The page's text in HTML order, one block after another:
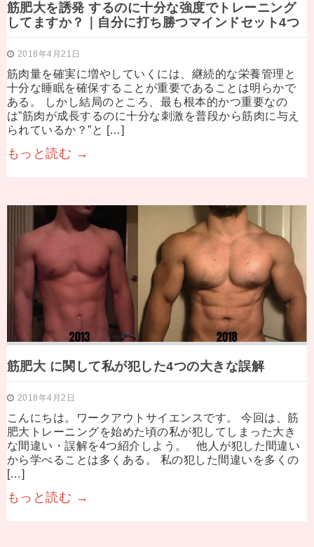
筋肥大を誘発 するのに十分な強度でトレーニング
してますか？｜自分に打ち勝つマインドセット4つ
2018年4月21日
筋肉量を確実に増やしていくには、継続的な栄養管理と
十分な睡眠を確保することが重要であることは明らかで
ある。 しかし結局のところ、最も根本的かつ重要なの
は”筋肉が成長するのに十分な刺激を普段から筋肉に与え
られているか？”と […]
もっと読む →
筋肥大 に関して私が犯した4つの大きな誤解
2018年4月2日
こんにちは。ワークアウトサイエンスです。 今回は、筋
肥大トレーニングを始めた頃の私が犯してしまった大き
な間違い・誤解を4つ紹介しよう。 他人が犯した間違い
から学べることは多くある。 私の犯した間違いを多くの
[…]
もっと読む →